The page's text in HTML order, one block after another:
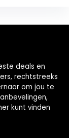
deals en
rechtstreeks
om jou te
kunt vinden